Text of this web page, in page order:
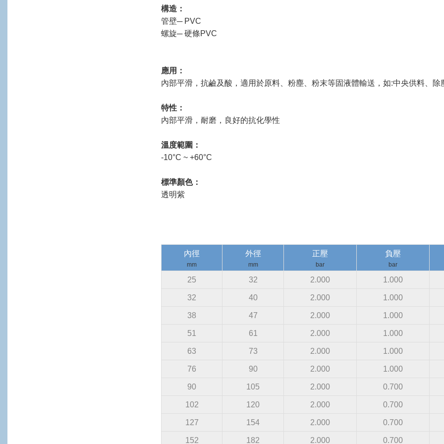
構造：
管壁─ PVC
螺旋─ 硬條PVC
應用：
內部平滑，抗鹼及酸，適用於原料、粉塵、粉末等固液體輸送，如:中央供料、除
特性：
內部平滑，耐磨，良好的抗化學性
溫度範圍：
-10°C ~ +60°C
標準顏色：
透明紫
內徑
mm
外徑
mm
正壓
bar
負壓
bar
25 32 2.000 1.000
32 40 2.000 1.000
38 47 2.000 1.000
51 61 2.000 1.000
63 73 2.000 1.000
76 90 2.000 1.000
90 105 2.000 0.700
102 120 2.000 0.700
127 154 2.000 0.700
152 182 2.000 0.700